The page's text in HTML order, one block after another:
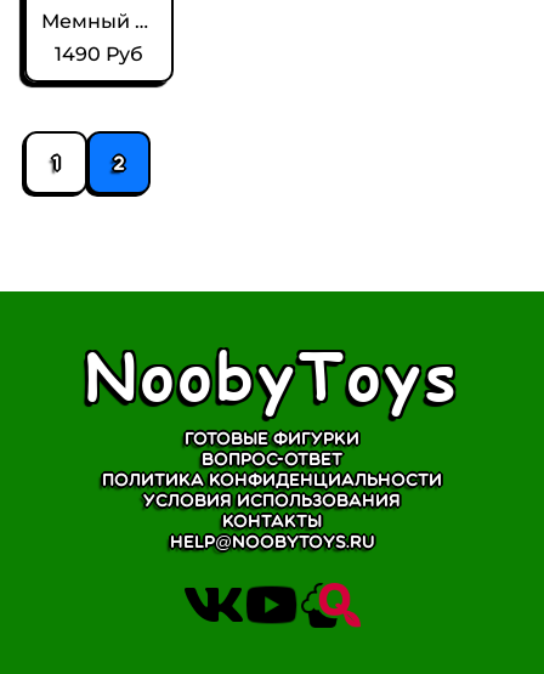
Мемный Стив
1490 Руб
1 2
NoobyToys
Готовые фигурки
Вопрос-ответ
Политика конфиденциальности
Условия использования
Контакты
help@noobytoys.ru